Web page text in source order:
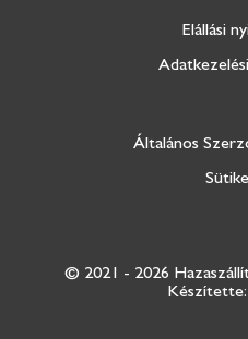
Elállási
Általános
© 2021 - 2026